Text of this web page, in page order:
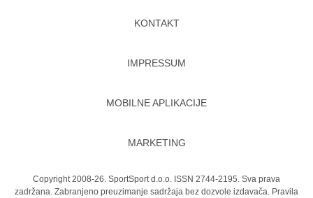
KONTAKT
IMPRESSUM
MOBILNE APLIKACIJE
MARKETING
Copyright 2008-26. SportSport d.o.o. ISSN 2744-2195. Sva prava
zadržana. Zabranjeno preuzimanje sadržaja bez dozvole izdavača. Pravila